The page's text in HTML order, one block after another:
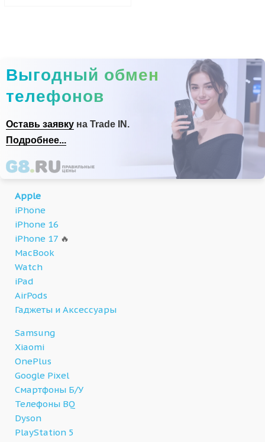
Выгодный обмен
телефонов
Оставь заявку на Trade IN.
Подробнее...
Apple
iPhone
iPhone 16
iPhone 17 🔥
MacBook
Watch
iPad
AirPods
Гаджеты и Аксессуары
Samsung
Xiaomi
OnePlus
Google Pixel
Смартфоны Б/У
Телефоны BQ
Dyson
PlayStation 5